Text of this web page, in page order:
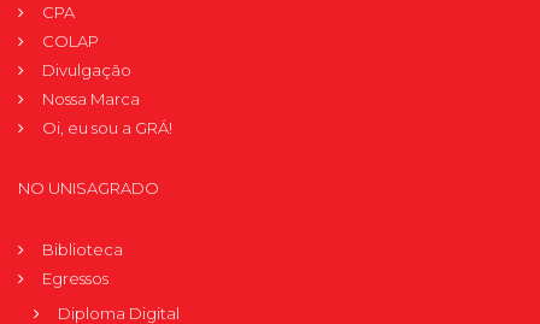
CPA
COLAP
Divulgação
Nossa Marca
Oi, eu sou a GRÁ!
NO UNISAGRADO
Biblioteca
Egressos
Diploma Digital